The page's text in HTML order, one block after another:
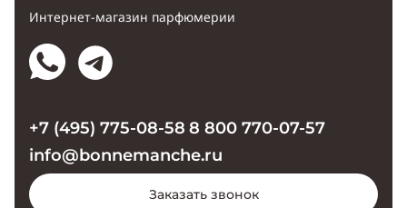
Интернет-магазин парфюмерии
+7 (495) 775-08-58 8 800 770-07-57
info@bonnemanche.ru
Заказать звонок